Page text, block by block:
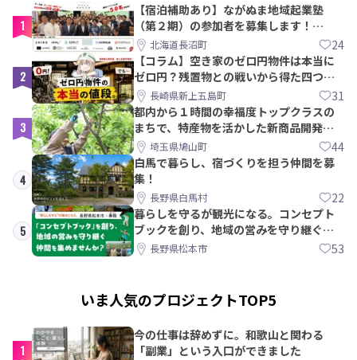
1
【宿泊補助あり】ながぬま地域起業塾
（第２期）の参加者を募集します！
【8/21〆】
北海道長沼町 24
2
【コラム】空き家のゼロ円物件は本当に
ゼロ円？残置物との戦いから得た四つの
教訓｜新上五島町
長崎県新上五島町 31
3
都内から１時間の幸福度トップクラスの
まちで、特産物を活かした新商品開発＆
PRメンバー募集！
埼玉県鳩山町 44
4
白馬で暮らし、宿づくりを担う仲間を募
集！
長野県白馬村 22
5
暮らしを守るが観光になる。コンセプト
ブックを創り、地域の営みを守り継ぐ仲
間を集めませんか？
長野県松本市 53
いま人気のプロジェクトTOP5
1
今の仕事は辞めずに。和歌山と関わる
「副業」という入口ができました